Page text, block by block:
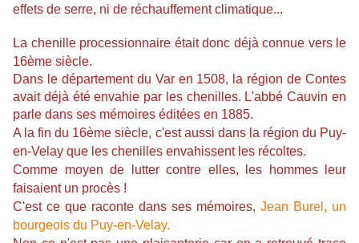
effets de serre, ni de réchauffement climatique...
La chenille processionnaire était donc déjà connue vers le
16ème siècle.
Dans le département du Var en 1508, la région de Contes
avait déjà été envahie par les chenilles. L'abbé Cauvin en
parle dans ses mémoires éditées en 1885.
A la fin du 16ème siècle, c'est aussi dans la région du Puy-
en-Velay que les chenilles envahissent les récoltes.
Comme moyen de lutter contre elles, les hommes leur
faisaient un procès !
C'est ce que raconte dans ses mémoires, Jean Burel, un
bourgeois du Puy-en-Velay.